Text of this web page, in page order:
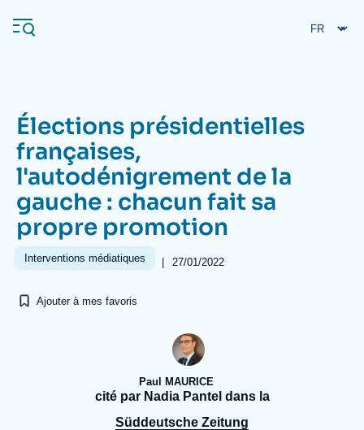
au
contenu
Navigation
principale
L'Ifri
Analyses
Se connecter
À propos de l'Ifri Recherches fréquentes
Élections présidentielles
françaises,
l'autodénigrement de la
gauche : chacun fait sa
propre promotion
Interventions médiatiques | 27/01/2022
Ajouter à mes favoris
Paul MAURICE
cité par Nadia Pantel dans la
Süddeutsche Zeitung